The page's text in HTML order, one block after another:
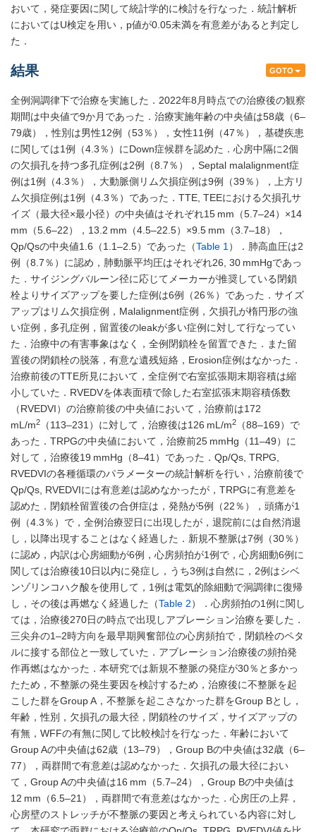
おいて，発症要因に関して統計学的に検討を行なった．統計解析
においてはU検定を用い，p値が0.05未満を有意差があると判定し
た．
GOTO
結果
全例洞調律下で治療を実施した．2022年8月時点での治療後の観察
期間は中央値で9か月であった．治療実施年齢の中央値は58歳（6–
79歳），性別は男性12例（53％），女性11例（47％），基礎疾患
に関しては1例（4.3％）にDown症候群を認めた．心房中隔に2個
の欠損孔を持つ多孔症例は2例（8.7％），Septal malalignment症
例は1例（4.3％），大動脈側リム欠損症例は9例（39％），上方リ
ム欠損症例は1例（4.3％）であった．TTE, TEEにおける欠損孔サ
イズ（最大径×最小径）の中央値はそれぞれ15 mm（5.7–24）×14
mm（5.6–22），13.2 mm（4.5–22.5）×9.5 mm（3.7–18），
Qp/Qsの中央値1.6（1.1–2.5）であった（Table 1 ）．肺高血圧は2
例（8.7％）に認め，肺動脈平均圧はそれぞれ26, 30 mmHgであっ
た．サイジングバルーン径に応じてメーカーが推奨している閉鎖
栓よりサイズアップを要した症例は6例（26％）であった．サイズ
アップはリム欠損症例，Malalignment症例，欠損孔が楕円形の強
い症例，多孔症例，留置後のleakが多い症例に対して行なってい
た．治療中の有害事象はなく，全例閉鎖栓を留置できた．また留
置後の閉鎖栓の脱落，有意な遺残短絡，Erosion症例はなかった．
治療前後のTTE所見において，全症例で右室拡張期末期容積は縮
小していた．RVEDVを体表面積で除した右室拡張末期容積係数
（RVEDVI）の治療前後の中央値において，治療前は172
mL/m2 （113–231）に対して，治療後は126 mL/m2
（88–169）で
あった．TRPGの中央値において，治療前25 mmHg（11–49）に
対して，治療後19 mmHg（8–41）であった．Qp/Qs, TRPG,
RVEDVIの各種循環のパラメーターの統計解析を行い，治療前後で
Qp/Qs, RVEDVIには有意差は認めなかったが，TRPGに有意差を
認めた．閉鎖栓留置後の合併症は，発熱が5例（22％），頭痛が1
例（4.3％）で，全例治療翌日に出現したが，退院前には自然消退
し，以降出現することはなく経過した．新規不整脈は7例（30％）
に認め，内訳は心房細動が6例，心房頻拍が1例で，心房細動6例に
関しては治療後10日以内に発症し，うち3例は自然に，2例はシベ
ンゾリンコハク酸を使用して，1例は電気的除細動で洞調律に復帰
し，その後は再燃なく経過した（Table 2）．心房頻拍の1例に関し
ては，治療後270日の時点で出現しアブレーション治療を要した．
三尖弁の1–2時方向を最早期興奮部位の心房頻拍で，閉鎖栓のペタ
ルに接する部位と一致していた．アブレーション治療後の頻拍発
作再燃はなかった．本研究では新規不整脈の発症が30％と多かっ
たため，不整脈の発生要因を検討するため，治療後に不整脈を起
こした群をGroup A，不整脈を起こさなかった群をGroup Bとし，
年齢，性別，欠損孔の最大径，閉鎖栓のサイズ，サイズアップの
有無，WFFの有無に関して比較検討を行なった．年齢において
Group Aの中央値は62歳（13–79），Group Bの中央値は32歳（6–
77），両群間で有意差は認めなかった．欠損孔の最大径におい
て，Group Aの中央値は16 mm（5.7–24），Group Bの中央値は
12 mm（6.5–21），両群間で有意差はなかった．心房圧の上昇，
心房壁のストレッチが不整脈の要因と考えられている内容に対し